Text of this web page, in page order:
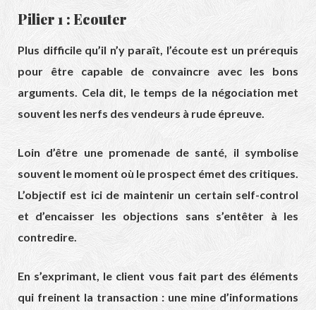
Pilier 1 : Ecouter
Plus difficile qu’il n’y paraît, l’écoute est un prérequis
pour être capable de convaincre avec les bons
arguments. Cela dit, le temps de la négociation met
souvent les nerfs des vendeurs à rude épreuve.
Loin d’être une promenade de santé, il symbolise
souvent le moment où le prospect émet des critiques.
L’objectif est ici de maintenir un certain self-control
et d’encaisser les objections sans s’entêter à les
contredire.
En s’exprimant, le client vous fait part des éléments
qui freinent la transaction : une mine d’informations